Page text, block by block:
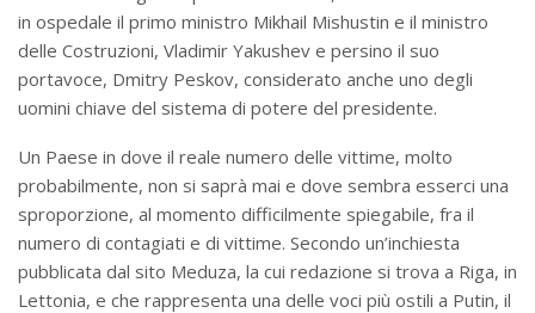
in ospedale il primo ministro Mikhail Mishustin e il ministro
delle Costruzioni, Vladimir Yakushev e persino il suo
portavoce, Dmitry Peskov, considerato anche uno degli
uomini chiave del sistema di potere del presidente.
Un Paese in dove il reale numero delle vittime, molto
probabilmente, non si saprà mai e dove sembra esserci una
sproporzione, al momento difficilmente spiegabile, fra il
numero di contagiati e di vittime. Secondo un’inchiesta
pubblicata dal sito Meduza, la cui redazione si trova a Riga, in
Lettonia, e che rappresenta una delle voci più ostili a Putin, il